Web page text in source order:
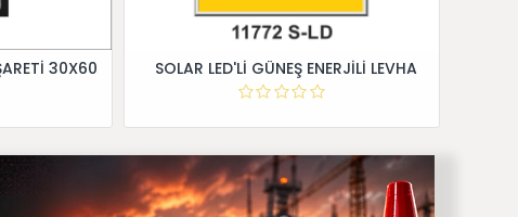
30X60 SOLAR LED'Lİ GÜNEŞ ENERJİLİ LEVHA